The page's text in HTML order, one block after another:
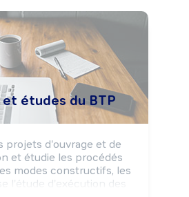
études du BTP
projets d'ouvrage et de
et étudie les procédés
modes constructifs, les
l'étude d'exécution des